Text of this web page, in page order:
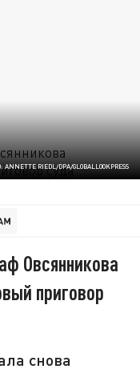
ANNETTE RIEDL/DPA/GLOBALLOOKPRESS
Овсянникова
приговор
снова